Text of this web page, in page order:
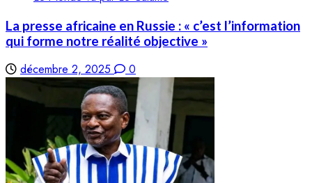
La presse africaine en Russie : « c’est l’information
qui forme notre réalité objective »
décembre 2, 2025 0